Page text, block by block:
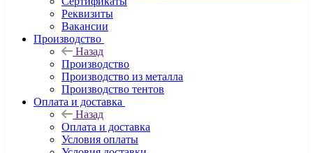
Реквизиты
Вакансии
Производство
Назад
Производство
Производство из металла
Производство тентов
Оплата и доставка
Назад
Оплата и доставка
Условия оплаты